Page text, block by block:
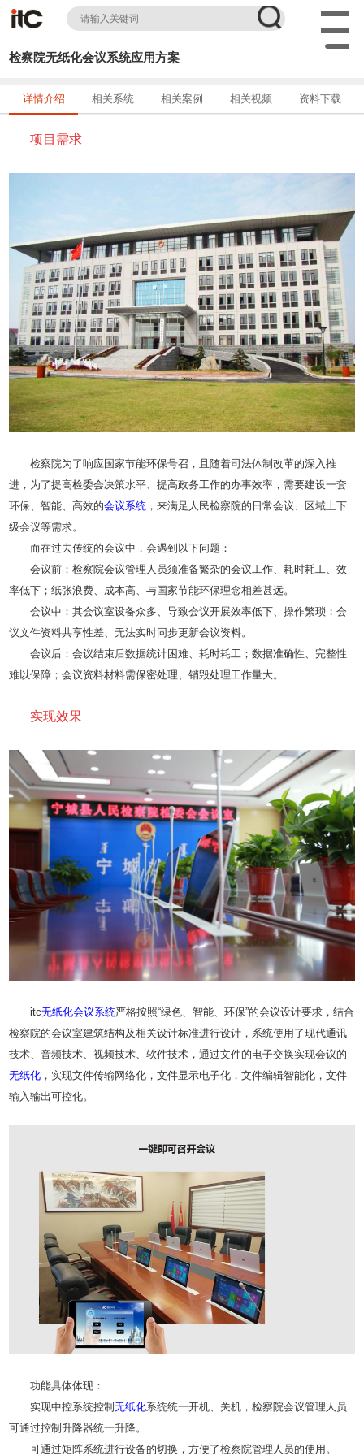
检察院无纸化会议系统应用方案
详情介绍 相关系统 相关案例 相关视频 资料下载
项目需求
检察院为了响应国家节能环保号召，且随着司法体制改革的深入推
进，为了提高检委会决策水平、提高政务工作的办事效率，需要建设一套
环保、智能、高效的会议系统 ，来满足人民检察院的日常会议、区域上下
级会议等需求。
而在过去传统的会议中，会遇到以下问题：
会议前：检察院会议管理人员须准备繁杂的会议工作、耗时耗工、效
率低下；纸张浪费、成本高、与国家节能环保理念相差甚远。
会议中：其会议室设备众多、导致会议开展效率低下、操作繁琐；会
议文件资料共享性差、无法实时同步更新会议资料。
会议后：会议结束后数据统计困难、耗时耗工；数据准确性、完整性
难以保障；会议资料材料需保密处理、销毁处理工作量大。
实现效果
itc无纸化会议系统严格按照“绿色、智能、环保”的会议设计要求，结合
检察院的会议室建筑结构及相关设计标准进行设计，系统使用了现代通讯
技术、音频技术、视频技术、软件技术，通过文件的电子交换实现会议的
无纸化 ，实现文件传输网络化，文件显示电子化，文件编辑智能化，文件
输入输出可控化。
功能具体体现：
实现中控系统控制无纸化系统统一开机、关机，检察院会议管理人员
可通过控制升降器统一升降。
可通过矩阵系统进行设备的切换，方便了检察院管理人员的使用。